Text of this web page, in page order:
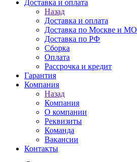
Доставка и оплата
Назад
Доставка и оплата
Доставка по Москве и МО
Доставка по РФ
Сборка
Оплата
Рассрочка и кредит
Гарантия
Компания
Назад
Компания
О компании
Реквизиты
Команда
Вакансии
Контакты